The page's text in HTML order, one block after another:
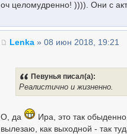
оч целомудренно! )))). Они с
Lenka » 08 июн 2018, 19:21
Певунья писал(а):
Реалистично и жизненно.
О, да
Ира, это так
вылезаю, как выходной - так